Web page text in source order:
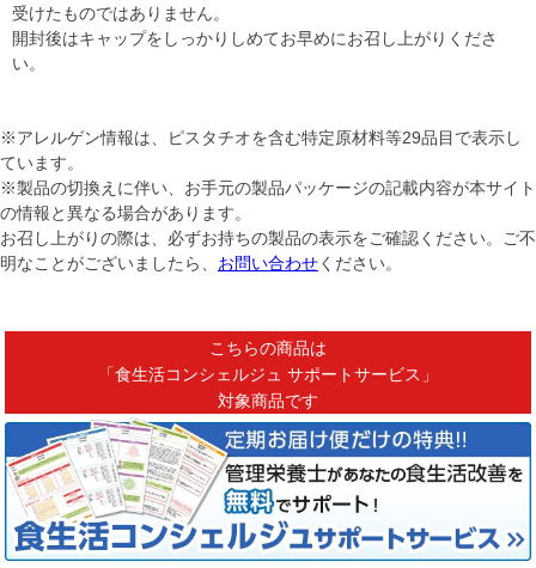
受けたものではありません。
開封後はキャップをしっかりしめてお早めにお召し上がりくださ
い。
※アレルゲン情報は、ピスタチオを含む特定原材料等29品目で表示し
ています。
※製品の切換えに伴い、お手元の製品パッケージの記載内容が本サイト
の情報と異なる場合があります。
お召し上がりの際は、必ずお持ちの製品の表示をご確認ください。ご不
明なことがございましたら、 お問い合わせください。
こちらの商品は
「食生活コンシェルジュ サポートサービス」
対象商品です